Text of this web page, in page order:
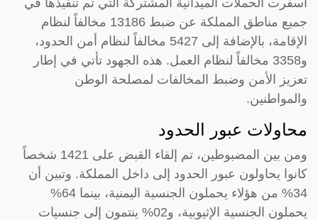
جميع مناطق المملكة عن ضبط 13186 مخالفاً لنظام
الإقامة، بالإضافة إلى 5427 مخالفاً لنظام أمن الحدود،
و3358 مخالفاً لنظام العمل. هذه الجهود تأتي في إطار
تعزيز الأمن وضبط المخالفات لمصلحة الوطن
والمواطنين.
محاولات عبور الحدود
ومن بين المضبوطين، تم إلقاء القبض على 1421 شخصاً
كانوا يحاولون عبور الحدود إلى داخل المملكة. وتبين أن
34% من هؤلاء يحملون الجنسية اليمنية، بينما 64%
يحملون الجنسية الإثيوبية، و02% ينتمون إلى جنسيات